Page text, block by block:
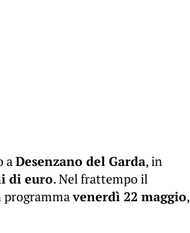
aDesenzano del Garda, in
di euro. Nel frattempo il
programmavenerdì 22 maggio,